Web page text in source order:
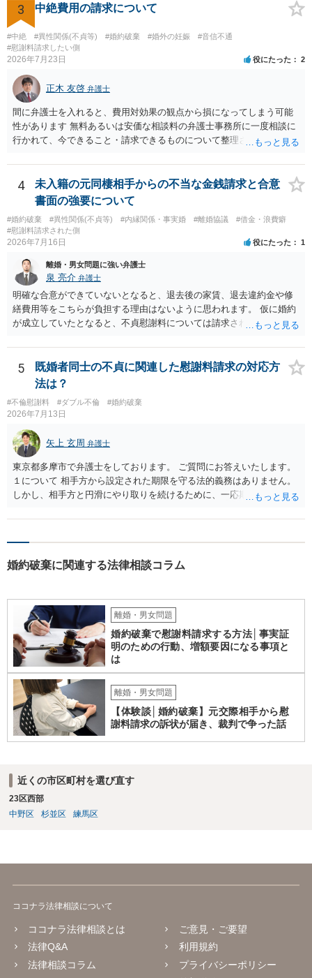
が、仮に交際を進めたとしても後に相手を信頼できなくなる可能性が
高かったということですので、むしろ結婚しなくてよかったと割り切
って、交際を終わらせるのがよいと思います。
3 中絶費用の請求について
#中絶 #異性関係(不貞等) #婚約破棄 #婚外の妊娠
#音信不通
#慰謝料請求したい側
2026年7月23日 役にたった 2
正木 友啓 弁護士
間に弁護士を入れると、費用対効果の観点から損になってしまう可能
性があります 無料あるいは安価な相談料の弁護士事務所に一度相談に
行かれて、今できること・請求できるものについて整理されるのがよ
4
未入籍の元同棲相手からの不当な金銭請求と合意
書面の強要について
#婚約破棄 #異性関係(不貞等) #内縁関係・事実婚 #離婚協議
#借金・浪費癖
#慰謝料請求された側
2026年7月16日 役にたった 1
離婚・男女問題に強い弁護士
泉 亮介 弁護士
明確な合意ができていないとなると、退去後の家賃、退去違約金や修
繕費用等をこちらが負担する理由はないように思われます。 仮に婚約
が成立していたとなると、不貞慰謝料については請求される可能性が
れば早めに弁護士に相談し、弁護士から回答をさせると良いでしょ
う。
5
既婚者同士の不貞に関連した慰謝料請求の対応方
法は？
#不倫慰謝料 #ダブル不倫 #婚約破棄
2026年7月13日
矢上 玄周 弁護士
東京都多摩市で弁護士をしております。 ご質問にお答えいたします。
１について 相手方から設定された期限を守る法的義務はありません。
しかし、相手方と円滑にやり取りを続けるために、一応期限を守って
が、期限を守らないのもご不安という場合には、「弁護士に相談して
は、法的には別の議論ではありますが、事実上の繋がりがないわけで
負担割合が高くなり、婚約破棄の慰謝料も払う必要が生じるという可
能性もないわけではありません。 ただし、法律上重婚は認められてい
ないので、既婚者同士の婚約が成立するかといわれると、成立しない
と判断される可能性の方が高いと思われます。 ３について 和解をする
際には、清算条項という定めを設けることがほとんどです。 清算条項
を定めることによって、「これをもってお互いに今後一切請求しな
い」ことを双方が誓約することになります。 上記はあくまでも一般論
としての回答となります。 詳細なご事情をお伺いすればより適切な回
答ができるかと存じます。 弁護士に相談すべき事案かと存じますの
で、お早めにご相談されることをお勧めいたします。
婚約破棄に関連する法律相談コラム
離婚・男女問題
婚約破棄で慰謝料請求する方法│事実証
明のための行動、増額要因になる事項と
は
離婚・男女問題
【体験談│婚約破棄】元交際相手から慰
謝料請求の訴状が届き、裁判で争った話
近くの市区町村を選び直す
23区西部
中野区
杉並区 練馬区
ココナラ法律相談について
ココナラ法律相談とは
法律Q&A
法律相談コラム
ご意見・ご要望
利用規約
プライバシーポリシー